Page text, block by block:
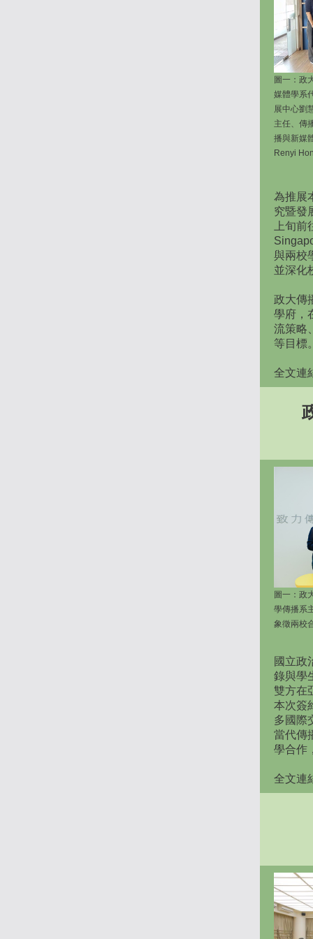
圖一：政
媒體學系
展中心劉
主任、傳
播與新媒
Renyi
為推展
究暨發
上旬
與兩校
並深化
政大傳
學府，
流策略
等目標
全文連
圖一：政
學傳播系
象徵兩校
國立政
錄與學
雙方在
本次簽
多國際
當代傳
學合作
全文連